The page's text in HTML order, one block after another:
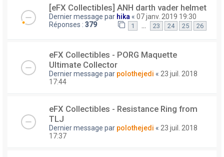
[eFX Collectibles] ANH darth vader helmet
Dernier message par hika « 07 janv. 2019 19:30
Réponses : 379 1 23 24 25 26
eFX Collectibles - PORG Maquette
Ultimate Collector
Dernier message par polothejedi « 23 juil. 2018
17:44
eFX Collectibles - Resistance Ring from
TLJ
Dernier message par polothejedi « 23 juil. 2018
17:37